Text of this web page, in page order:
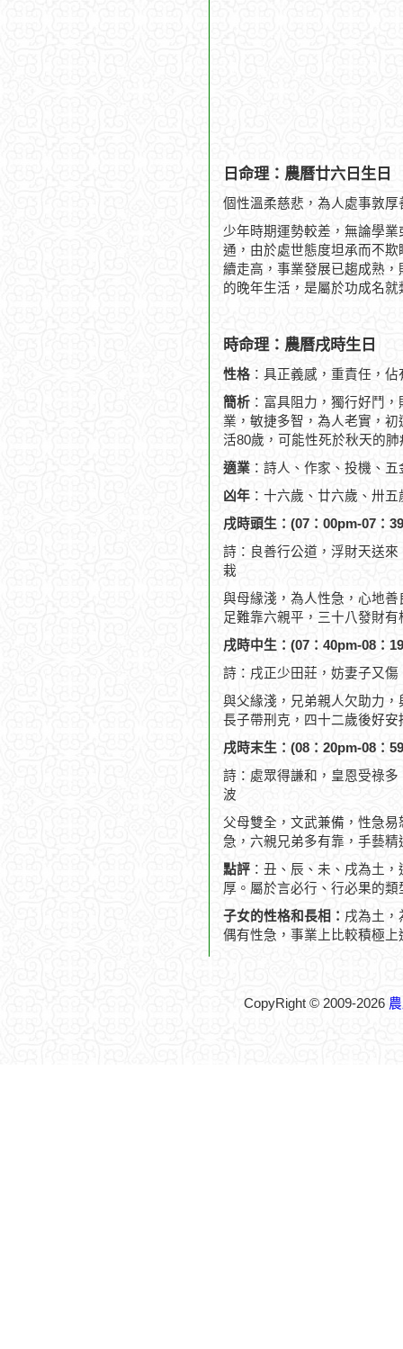
日命理：農曆廿六日生日
個性溫柔慈悲，為人處事敦
少年時期運勢較差，無論學
通，由於處世態度坦承而不
續走高，事業發展已趨成熟
的晚年生活，是屬於功成名就
時命理：農曆戌時生日
性格 ：具正義感，重責任，
簡析 ：富具阻力，獨行好鬥
業，敏捷多智，為人老實，
活80歲，可能性死於秋天的肺
適業 ：詩人、作家、投機、
凶年 ：十六歲、廿六歲、卅
戌時頭生：(07：00pm-07：
詩：良善行公道，浮財天送
栽
與母緣淺，為人性急，心地
足難靠六親平，三十八發財有
戌時中生：(07：40pm-08：
詩：戌正少田莊，妨妻子又
與父緣淺，兄弟親人欠助力
長子帶刑克，四十二歲後好安
戌時末生：(08：20pm-08：
詩：處眾得謙和，皇恩受祿
波
父母雙全，文武兼備，性急
急，六親兄弟多有靠，手藝精
點評 ：丑、辰、未、戌為土
厚。屬於言必行、行必果的
子女的性格和長相： 戌為土，
偶有性急，事業上比較積極上
CopyRight © 2009-2026